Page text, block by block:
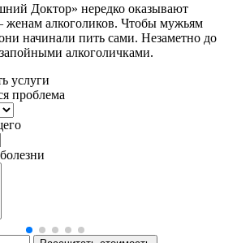
Доктор» нередко оказывают
алкоголиков. Чтобы мужьям
начинали пить сами. Незаметно до
алкоголичками.
услуги
проблема